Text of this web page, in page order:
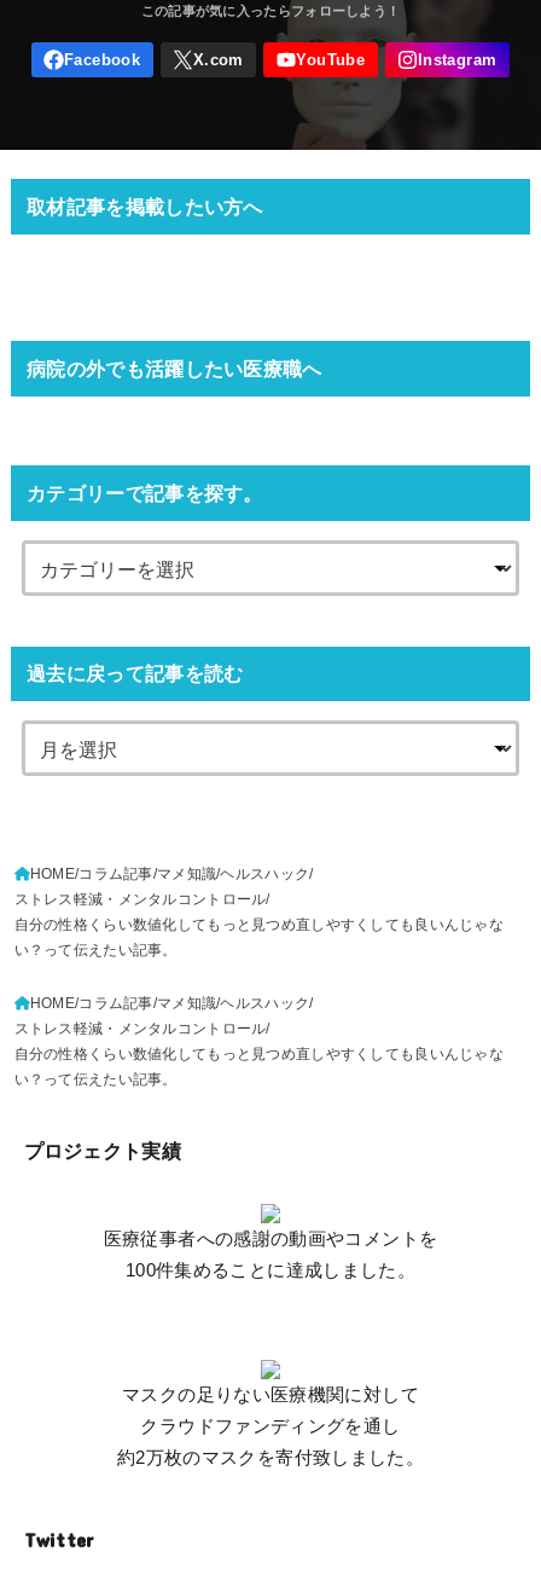
取材記事を掲載したい方へ
病院の外でも活躍したい医療職へ
カテゴリーで記事を探す。
過去に戻って記事を読む
HOME コラム記事 マメ知識 ヘルスハック
ストレス軽減・メンタルコントロール
自分の性格くらい数値化してもっと見つめ直しやすくしても良いんじゃな
い？って伝えたい記事。
HOME コラム記事 マメ知識 ヘルスハック
ストレス軽減・メンタルコントロール
自分の性格くらい数値化してもっと見つめ直しやすくしても良いんじゃな
い？って伝えたい記事。
プロジェクト実績
医療従事者への感謝の動画やコメントを
100件集めることに達成しました。
マスクの足りない医療機関に対して
クラウドファンディングを通し
約2万枚のマスクを寄付致しました。
Twitter